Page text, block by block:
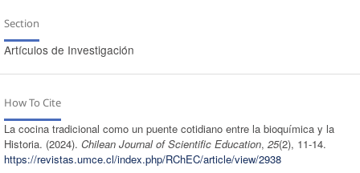
Section
Artículos de Investigación
How To Cite
La cocina tradicional como un puente cotidiano entre la bioquímica y la
Historia. (2024). Chilean Journal of Scientific Education, 25(2), 11-14.
https://revistas.umce.cl/index.php/RChEC/article/view/2938